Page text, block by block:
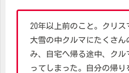
20年以上前のこと。クリス
大雪の中クルマにたくさん
み、自宅へ帰る途中、クル
ってしまった。自分の帰り